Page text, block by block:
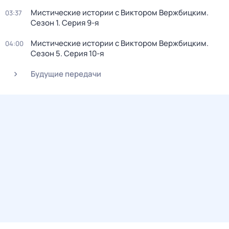
03:37 Мистические истории с Виктором Вержбицким.
Сезон 1. Серия 9-я
04:00 Мистические истории с Виктором Вержбицким.
Сезон 5. Серия 10-я
Будущие передачи